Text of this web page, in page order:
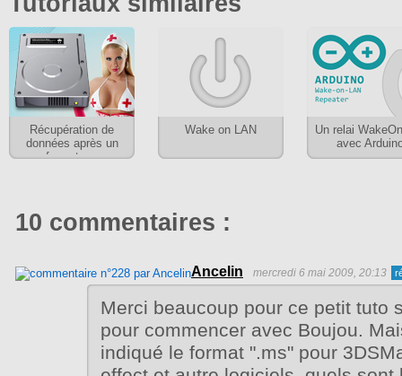
Récupération de
données après un
formatage
Wake on LAN
Un relai
avec
10 commentaires :
Ancelin mercredi 6 mai 2009, 20:13
Merci beaucoup pour ce petit tuto
pour commencer avec Boujou.
indiqué le format ".ms" pour